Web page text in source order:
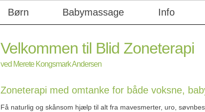
Børn Babymassage Info
Velkommen til Blid Zoneterapi
ved Merete Kongsmark Andersen
Zoneterapi med omtanke for både voksne,
Få naturlig og skånsom hjælp til alt fra mavesmerter, uro,